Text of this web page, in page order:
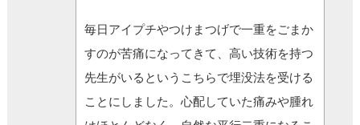
毎日アイプチやつけまつげで一重をごまか
すのが苦痛になってきて、高い技術を持つ
先生がいるというこちらで埋没法を受ける
ことにしました。心配していた痛みや腫れ